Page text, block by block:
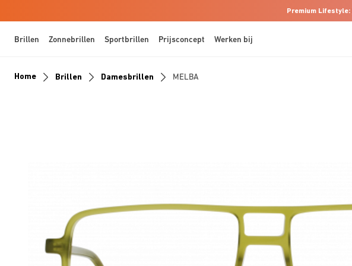
Premium Lifestyle:
Brillen Zonnebrillen Sportbrillen Prijsconcept Werken bij
Home Brillen Damesbrillen MELBA